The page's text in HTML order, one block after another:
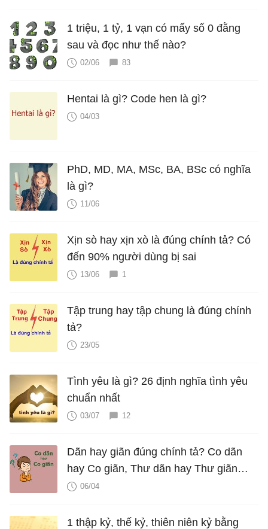
1 triệu, 1 tỷ, 1 vạn có mấy số 0 đằng
sau và đọc như thế nào?
02/06 83
Hentai là gì? Code hen là gì?
04/03
PhD, MD, MA, MSc, BA, BSc có nghĩa
là gì?
11/06
Xịn sò hay xịn xò là đúng chính tả? Có
đến 90% người dùng bị sai
13/06 1
Tập trung hay tập chung là đúng chính
tả?
23/05
Tình yêu là gì? 26 định nghĩa tình yêu
chuẩn nhất
03/07 12
Dãn hay giãn đúng chính tả? Co dãn
hay Co giãn, Thư dãn hay Thư giãn
mới đúng?
06/04
1 thập kỷ, thế kỷ, thiên niên kỷ bằng